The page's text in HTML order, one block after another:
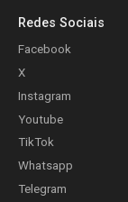
Redes Sociais
Facebook
X
Instagram
Youtube
TikTok
Whatsapp
Telegram